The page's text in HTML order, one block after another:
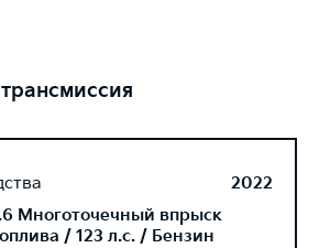
2022
Многоточечный впрыск
/ 123 л.с. / Бензин